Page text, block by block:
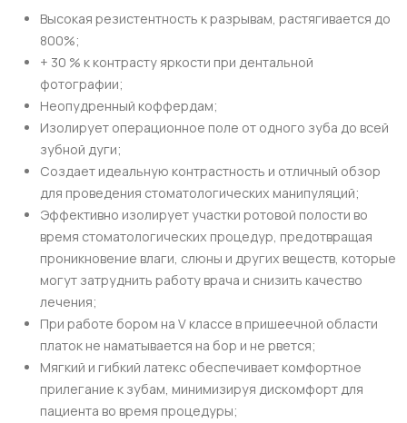
Высокая резистентность к разрывам, растягивается до
800%;
+ 30 % к контрасту яркости при дентальной
фотографии;
Неопудренный коффердам;
Изолирует операционное поле от одного зуба до всей
зубной дуги;
Создает идеальную контрастность и отличный обзор
для проведения стоматологических манипуляций;
Эффективно изолирует участки ротовой полости во
время стоматологических процедур, предотвращая
проникновение влаги, слюны и других веществ, которые
могут затруднить работу врача и снизить качество
лечения;
При работе бором на V классе в пришеечной области
платок не наматывается на бор и не рвется;
Мягкий и гибкий латекс обеспечивает комфортное
прилегание к зубам, минимизируя дискомфорт для
пациента во время процедуры;